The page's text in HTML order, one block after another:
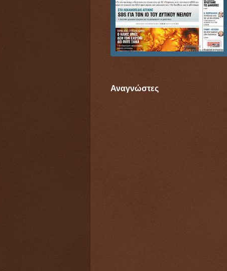
Αναγνώστες